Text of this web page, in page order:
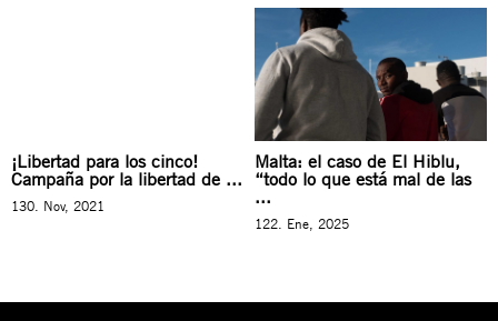
¡Libertad para los cinco!
Campaña por la libertad de ...
130. Nov, 2021
Malta: el caso de El Hiblu,
“todo lo que está mal de las
...
122. Ene, 2025